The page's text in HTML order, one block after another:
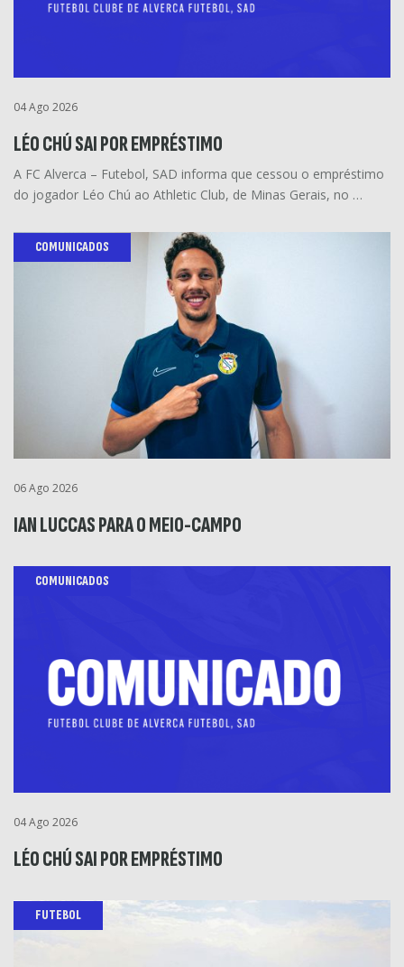
04 Ago 2026
LÉO CHÚ SAI POR EMPRÉSTIMO
A FC Alverca – Futebol, SAD informa que cessou o empréstimo
do jogador Léo Chú ao Athletic Club, de Minas Gerais, no …
COMUNICADOS
06 Ago 2026
IAN LUCCAS PARA O MEIO-CAMPO
COMUNICADOS
04 Ago 2026
LÉO CHÚ SAI POR EMPRÉSTIMO
FUTEBOL